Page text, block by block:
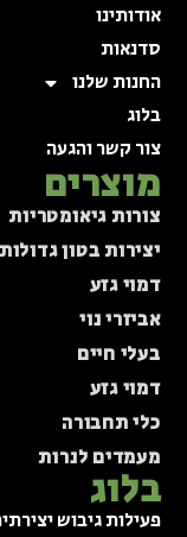
אודותינו
סדנאות
החנות שלנו
בלוג
צור קשר והגעה
מוצרים
צורות גיאומטריות
יצירות בטון גדולות
דמוי גזע
אביזרי נוי
בעלי חיים
דמוי גזע
כלי תחבורה
מעמדים לנרות
בלוג
פעילות גיבוש